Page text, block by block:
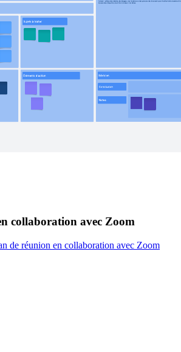
collaboration avec Zoom
de réunion en collaboration avec Zoom